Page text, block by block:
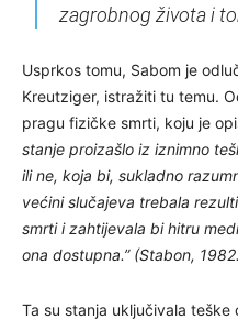
zagrobnog života i
Usprkos tomu, Sabom je
Kreutziger, istražiti tu temu.
pragu fizičke smrti, koju je
stanje proizašlo iz iznimno
ili ne, koja bi, sukladno
većini slučajeva trebala
smrti i zahtijevala bi hitru
ona dostupna.” (Stabon,
Ta su stanja uključivala